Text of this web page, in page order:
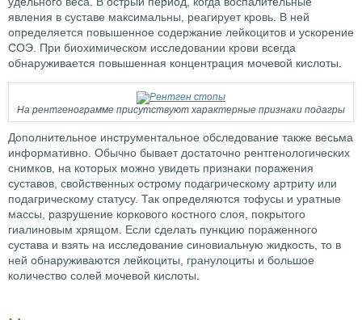
явления в суставе максимальны, реагирует кровь. В ней
определяется повышенное содержание лейкоцитов и ускорение
СОЭ. При биохимическом исследовании крови всегда
обнаруживается повышенная концентрация мочевой кислоты.
На рентгенограмме присутствуют характерные признаки подагры
Дополнительное инструментальное обследование также весьма
информативно. Обычно бывает достаточно рентгенологических
снимков, на которых можно увидеть признаки поражения
суставов, свойственных острому подагрическому артриту или
подагрическому статусу. Так определяются тофусы и уратные
массы, разрушение коркового костного слоя, покрытого
гиалиновым хрящом. Если сделать пункцию пораженного
сустава и взять на исследование синовиальную жидкость, то в
ней обнаруживаются лейкоциты, гранулоциты и большое
количество солей мочевой кислоты.